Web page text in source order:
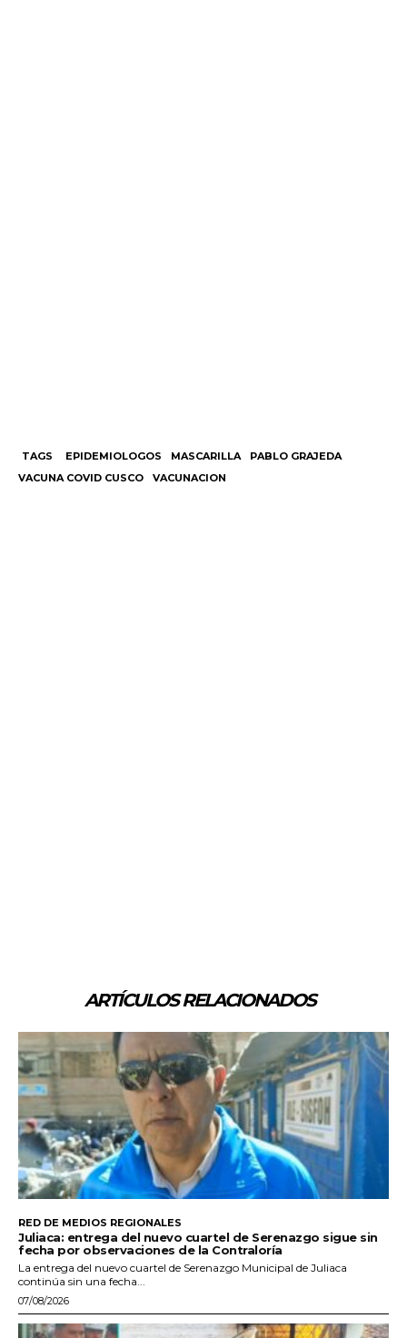
TAGS EPIDEMIOLOGOS MASCARILLA
PABLO GRAJEDA
VACUNA COVID CUSCO
VACUNACION
ARTÍCULOS RELACIONADOS
RED DE MEDIOS REGIONALES
Juliaca: entrega del nuevo cuartel de Serenazgo sigue sin
fecha por observaciones de la Contraloría
La entrega del nuevo cuartel de Serenazgo Municipal de Juliaca
continúa sin una fecha...
07/08/2026